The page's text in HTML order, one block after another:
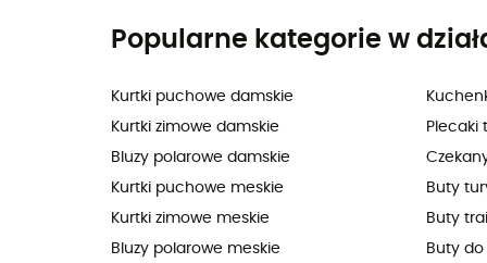
Popularne kategorie w
Kurtki puchowe damskie
Kurtki zimowe damskie
Bluzy polarowe damskie
Kurtki puchowe meskie
Kurtki zimowe meskie
Bluzy polarowe meskie
Plecaki
Buty
Buty
Buty